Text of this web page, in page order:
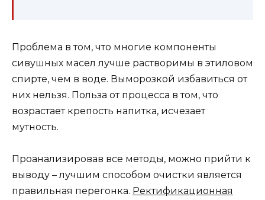
Проблема в том, что многие компоненты
сивушных масел лучше растворимы в этиловом
спирте, чем в воде. Выморозкой избавиться от
них нельзя. Польза от процесса в том, что
возрастает крепость напитка, исчезает
мутность.
Проанализировав все методы, можно прийти к
выводу – лучшим способом очистки является
правильная перегонка. Ректификационная